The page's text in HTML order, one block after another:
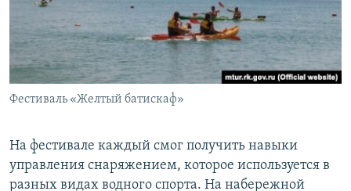
Фестиваль «Желтый батискаф»
На фестивале каждый смог получить навыки
управления снаряжением, которое используется в
разных видах водного спорта. На набережной